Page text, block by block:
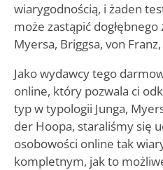
wiarygodnością, i żaden
może zastąpić dogłębnego
Myersa, Briggsa, von
Jako wydawcy tego
online, który pozwala ci
typ w typologii Junga,
der Hoopa, staraliśmy się
osobowości online tak
kompletnym, jak to